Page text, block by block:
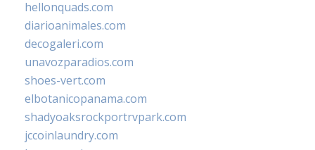
hellonquads.com
diarioanimales.com
decogaleri.com
unavozparadios.com
shoes-vert.com
elbotanicopanama.com
shadyoaksrockportrvpark.com
jccoinlaundry.com